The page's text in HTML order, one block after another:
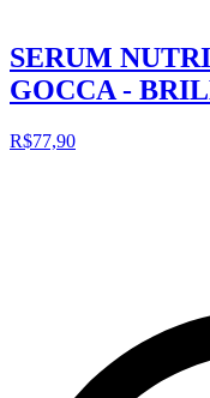
SERUM
GOCCA -
R$77,90